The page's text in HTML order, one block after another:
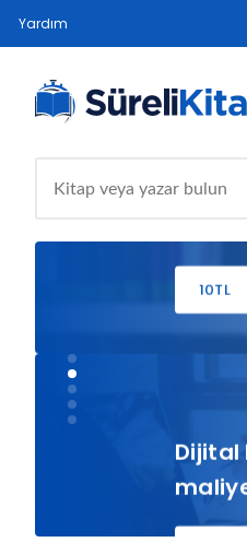
Yardım
ve
Çeki
Dijital